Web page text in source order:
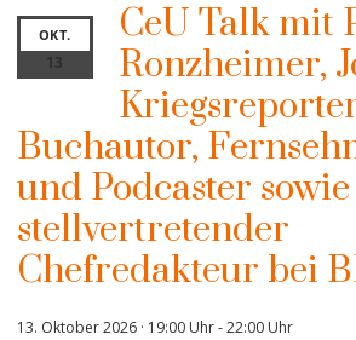
OKT.
13
CeU Talk mit
Ronzheimer,
Buchautor,
und Podcaster sowie
stellvertretender
Chefredakteur bei
13. Oktober 2026 · 19:00 Uhr-22:00 Uhr